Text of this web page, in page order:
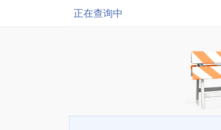
正在查询中